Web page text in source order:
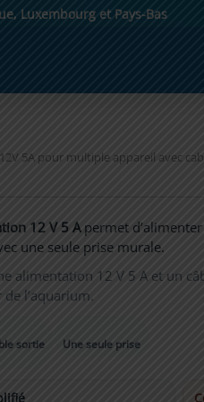
Luxembourg et Pays-Bas
5A pour multiple appareil avec
12 V 5 Apermet
une seule prise murale.
alimentation 12 V 5 A et un
l’aquarium.
sortie Une seule prise